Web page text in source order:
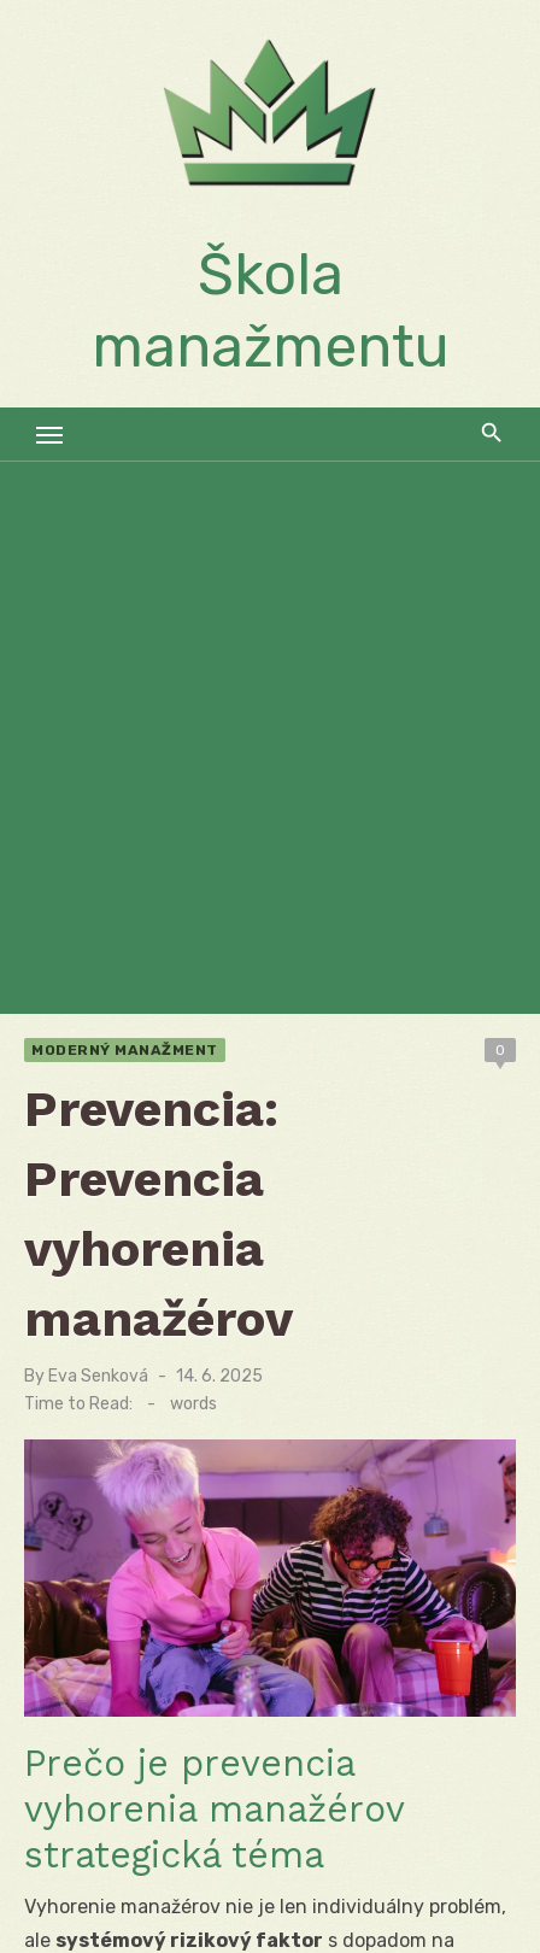
Škola
manažmentu
MODERNÝ MANAŽMENT 0
Prevencia:
Prevencia
vyhorenia
manažérov
By Eva Senková
Posted
on
14. 6. 2025
Time to Read:
- words
Prečo je prevencia
vyhorenia manažérov
strategická téma
Vyhorenie manažérov nie je len individuálny problém,
ale systémový rizikový faktor s dopadom na